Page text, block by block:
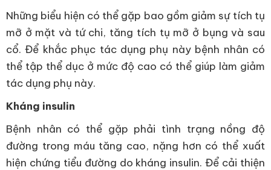
Những biểu hiện có thể gặp bao gồm giảm sự tích tụ
mỡ ở mặt và tứ chi, tăng tích tụ mỡ ở bụng và sau
cổ. Để khắc phục tác dụng phụ này bệnh nhân có
thể tập thể dục ở mức độ cao có thể giúp làm giảm
tác dụng phụ này.
Kháng insulin
Bệnh nhân có thể gặp phải tình trạng nồng độ
đường trong máu tăng cao, nặng hơn có thể xuất
hiện chứng tiểu đường do kháng insulin. Để cải thiện